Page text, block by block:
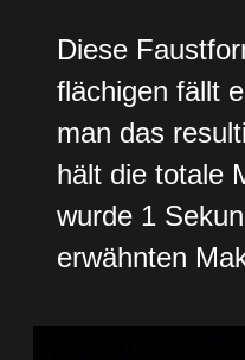
Diese
flächigen fällt
man das
hält die totale
wurde 1
erwähnten